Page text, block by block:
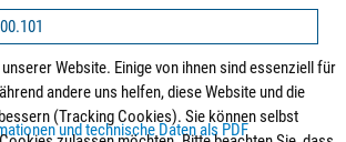
und technische Daten als PDF
Website. Einige von ihnen sind essenziell für
andere uns helfen, diese Website und die
(Tracking Cookies). Sie können selbst